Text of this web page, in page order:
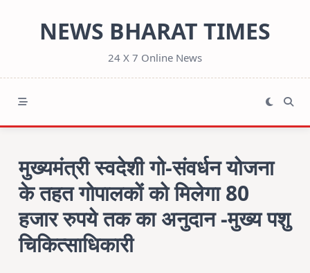
NEWS BHARAT TIMES
24 X 7 Online News
मुख्यमंत्री स्वदेशी गो-संवर्धन योजना
के तहत गोपालकों को मिलेगा 80
हजार रुपये तक का अनुदान -मुख्य पशु
चिकित्साधिकारी